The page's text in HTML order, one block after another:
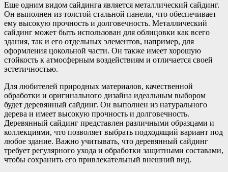
Еще одним видом сайдинга является металлический сайдинг.
Он выполнен из толстой стальной панели, что обеспечивает
ему высокую прочность и долговечность. Металлический
сайдинг может быть использован для облицовки как всего
здания, так и его отдельных элементов, например, для
оформления цокольной части. Он также имеет хорошую
стойкость к атмосферным воздействиям и отличается своей
эстетичностью.
Для любителей природных материалов, качественной
обработки и оригинального дизайна идеальным выбором
будет деревянный сайдинг. Он выполнен из натурального
дерева и имеет высокую прочность и долговечность.
Деревянный сайдинг представлен различными образцами и
коллекциями, что позволяет выбрать подходящий вариант под
любое здание. Важно учитывать, что деревянный сайдинг
требует регулярного ухода и обработки защитными составами,
чтобы сохранить его привлекательный внешний вид.